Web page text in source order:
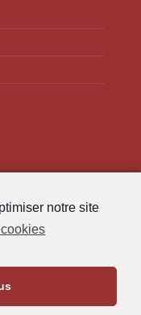
notre site